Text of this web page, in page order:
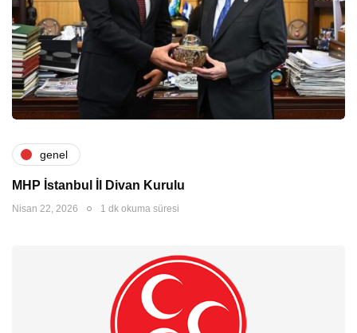
genel
MHP İstanbul İl Divan Kurulu
Nisan 22, 2026 1 dk okuma süresi